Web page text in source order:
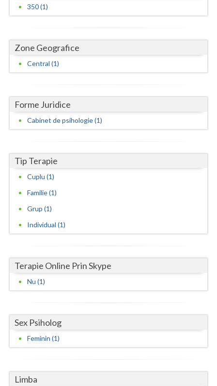
Hunedoara
Iasi
Ilfov
Mehedinti
Mures
Olt
Prahova
Satu-Mare
Suceava
Teleorman
Tulcea
Valcea
Vrancea
350 (1)
Zone Geografice
Central (1)
Forme Juridice
Cabinet de psihologie (1)
Tip Terapie
Cuplu (1)
Familie (1)
Grup (1)
Individual (1)
Terapie Online Prin Skype
Nu (1)
Sex Psiholog
Feminin (1)
Limba